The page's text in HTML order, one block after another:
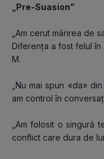
„Pre-Suasion”
„Am cerut mărirea de
Diferența a fost felul
M.
„Nu mai spun «da»
am control în
„Am folosit o singură
conflict care dura de